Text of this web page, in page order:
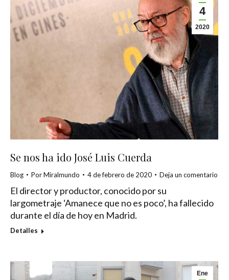
4
2020
Se nos ha ido José Luis Cuerda
Blog PorMiralmundo 4 de febrero de 2020 Deja un comentario
El director y productor, conocido por su
largometraje ‘Amanece que no es poco’, ha fallecido
durante el día de hoy en Madrid.
Detalles
Ene